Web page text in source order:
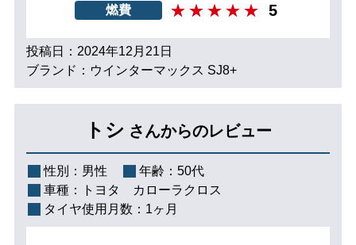
燃費 5
投稿日：2024年12月21日
ブランド：ウインターマックス SJ8+
トシ さんからのレビュー
性別： 男性 年齢： 50代
車種：
トヨタ カローラクロス
タイヤ使用月数： 1ヶ月